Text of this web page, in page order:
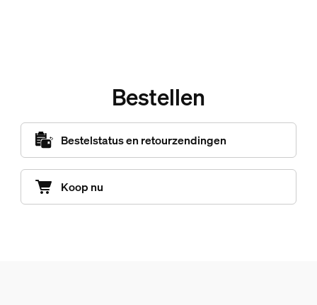
Bestellen
Bestelstatus en retourzendingen
Koop nu